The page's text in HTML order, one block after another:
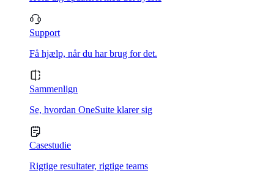
Support
Få hjælp, når du har brug for det.
Sammenlign
Se, hvordan OneSuite klarer sig
Casestudie
Rigtige resultater, rigtige teams